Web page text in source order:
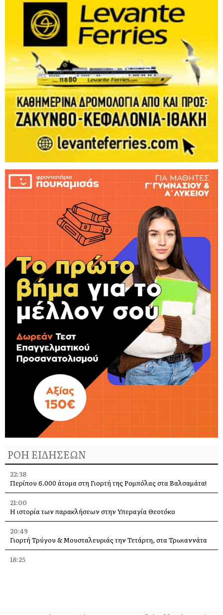
ΡΟΗ ΕΙΔΗΣΕΩΝ
22:38
Περίπου 6.000 άτομα στη Γιορτή της Ρομπόλας στα Βαλσαμάτα!
21:00
Η ιστορία των παρακλήσεων στην Υπεραγία Θεοτόκο
20:49
Γιορτή Τρύγου & Μουσταλευριάς την Τετάρτη, στα Τρωιαννάτα
18:25